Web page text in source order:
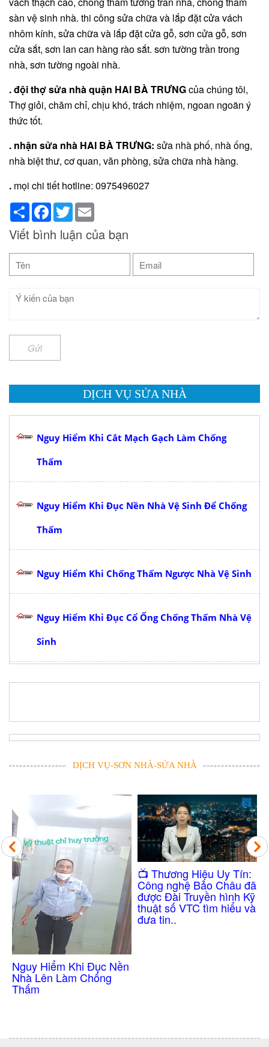
sàn vệ sinh nhà. thi công sửa chữa và lắp đặt cửa vách
nhôm kính, sửa chữa và lắp đặt cửa gỗ, sơn cửa gỗ, sơn
cửa sắt, sơn lan can hàng rào sắt. sơn tường trần trong
nhà, sơn tường ngoài nhà.
. đội thợ sửa nhà quận HAI BÀ TRƯNGcủa chúng tôi,
Thợ giỏi, chăm chỉ, chịu khó, trách nhiệm, ngoan ngoãn ý
thức tốt.
. nhận sửa nhà HAI BÀ TRƯNG: sửa nhà phố, nhà ống,
nhà biệt thư, cơ quan, văn phòng, sửa chữa nhà hàng.
. mọi chi tiết hotline: 0975496027
ShareFacebook
Twitter
Viết bình luận của bạn
Gửi
DỊCH VỤ SỬA NHÀ
Nguy Hiểm Khi Cắt Mạch Gạch Làm Chống
Thấm
Nguy Hiểm Khi Đục Nền Nhà Vệ Sinh Để Chống
Thấm
Nguy Hiểm Khi Chống Thấm Ngược Nhà Vệ Sinh
Nguy Hiểm Khi Đục Cổ Ống Chống Thấm Nhà Vệ
Sinh
DỊCH VỤ-SƠN NHÀ-SỬA NHÀ
Đục Nền
​📺 Thương Hiệu Uy Tín:
Công nghệ Bảo Châu đã
được Đài Truyền hình Kỹ
thuật số VTC tìm hiểu và
đưa tin..
Công Nghệ
Thấm Nhà Vệ
Không Cần Đục